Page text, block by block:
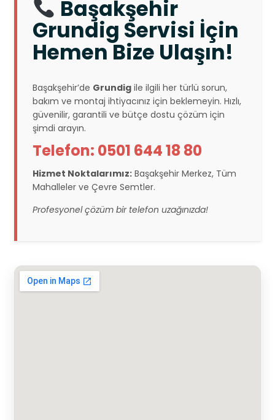
Başakşehir
Grundig Servisi İçin
Hemen Bize Ulaşın!
Başakşehir’de Grundig ile ilgili her türlü sorun,
bakım ve montaj ihtiyacınız için beklemeyin. Hızlı,
güvenilir, garantili ve bütçe dostu çözüm için
şimdi arayın.
Telefon: 0501 644 18 80
Hizmet Noktalarımız: Başakşehir Merkez, Tüm
Mahalleler ve Çevre Semtler.
Profesyonel çözüm bir telefon uzağınızda!